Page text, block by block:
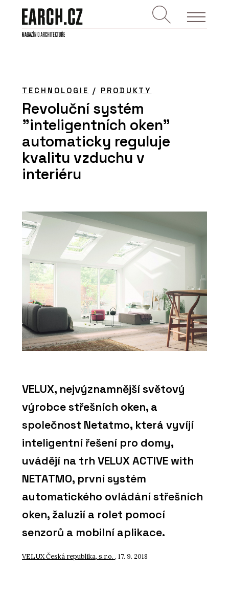
TECHNOLOGIE / PRODUKTY
Revoluční systém
"inteligentních oken"
automaticky reguluje
kvalitu vzduchu v
interiéru
VELUX, nejvýznamnější světový
výrobce střešních oken, a
společnost Netatmo, která vyvíjí
inteligentní řešení pro domy,
uvádějí na trh VELUX ACTIVE with
NETATMO, první systém
automatického ovládání střešních
oken, žaluzií a rolet pomocí
senzorů a mobilní aplikace.
VELUX Česká republika, s.r.o. , 17. 9. 2018